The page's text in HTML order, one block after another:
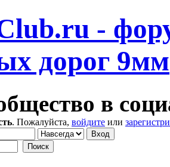
в
. Пожалуйста, войдите или